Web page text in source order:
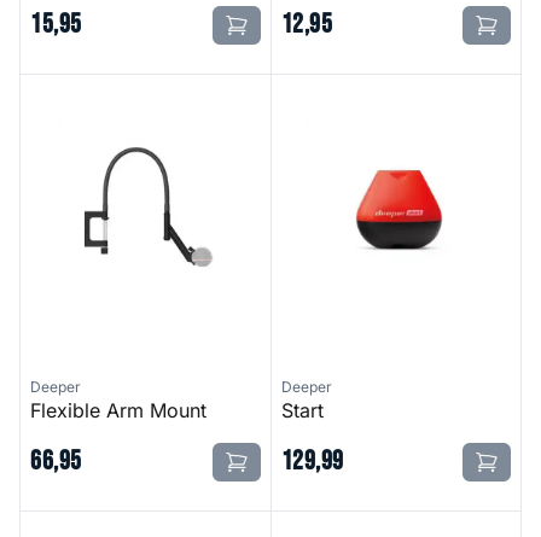
15,95 12,95
Deeper
Flexible Arm Mount
66,95
Deeper
Start
129,99